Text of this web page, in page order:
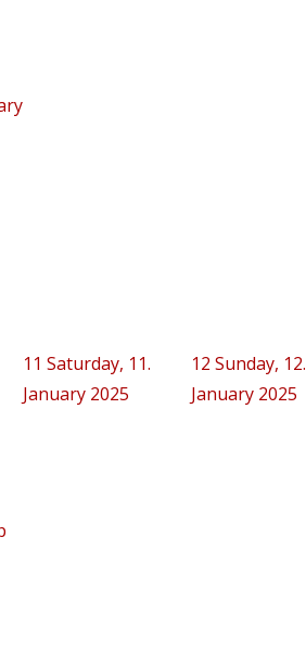
11 Saturday, 11.
January 2025
12 Sunday, 12.
January 2025